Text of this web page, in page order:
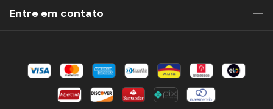
Entre em contato